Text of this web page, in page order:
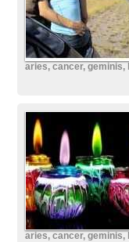
aries,cancer,geminis,
aries,cancer,geminis,